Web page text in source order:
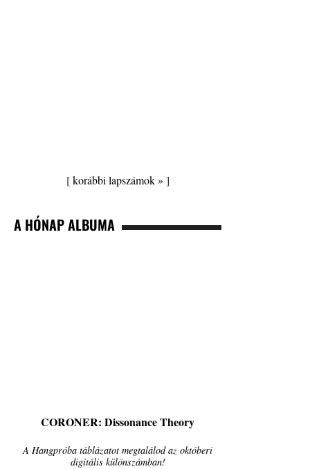
[korábbi lapszámok » ]
A HÓNAP ALBUMA
CORONER: Dissonance Theory
A Hangpróba táblázatot megtalálod az októberi
digitális különszámban!